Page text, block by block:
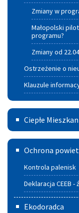
Zmiany w
Małopolski
programu?
Zmiany od
Ostrzeżenie o
Klauzule
Ciepłe
Mieszkanie
Ciepłe
Deklaracja
CEEB
źródła
ciepła
Ochrona
Kontrola palenisk
Deklaracja CEEB -
Ekodoradca